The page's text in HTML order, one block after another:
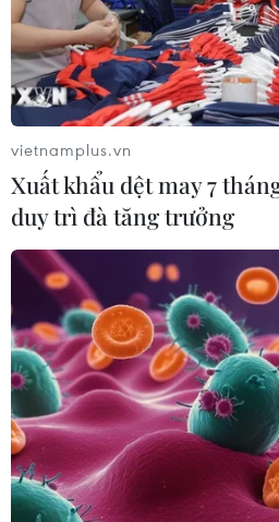
27/06/2022 02:48
Trong phiên giao dịch ngày
ngay tăng 0,2% lên 1.828,99
hạn của Mỹ đi ngang ở mức
Dòng chảy khí đốt của
vietnamplus.vn
Xuất khẩu dệt may 7
duy trì đà tăng trưởng